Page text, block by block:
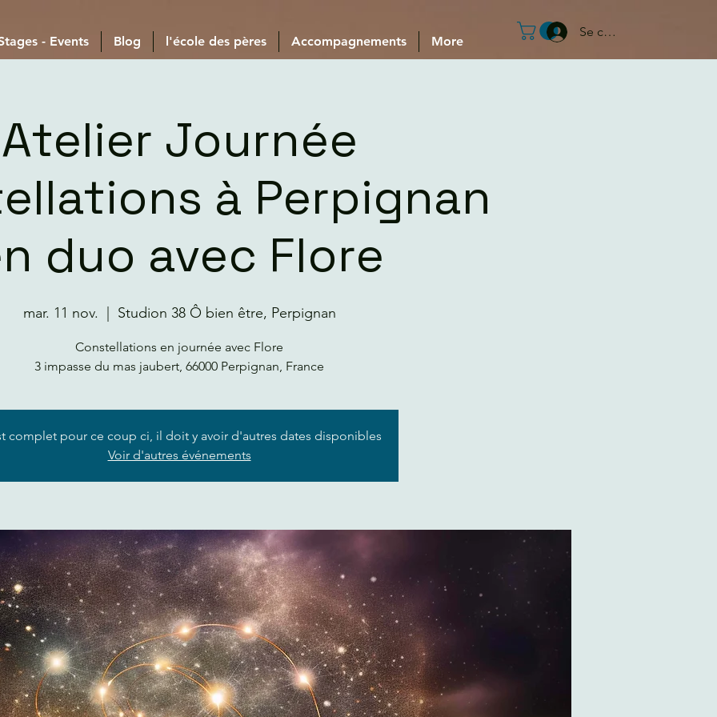
Se connecter
- Events Blog l'école des pères Accompagnements More
Atelier Journée
à Perpignan
duo avec Flore
mar. 11 nov. Studion 38 Ô bien être, Perpignan
Constellations en journée avec Flore
3 impasse du mas jaubert, 66000 Perpignan, France
complet pour ce coup ci, il doit y avoir d'autres dates disponibles
Voir d'autres événements